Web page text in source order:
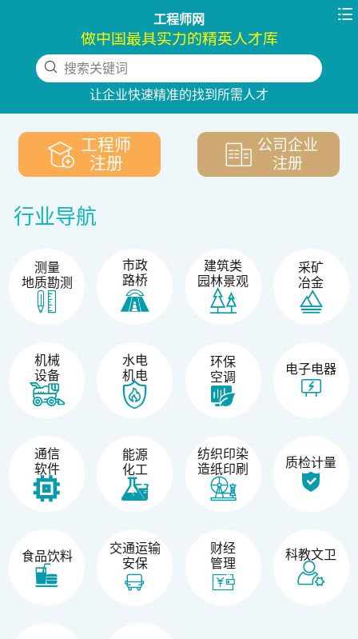
工程师网 
做中国最具实力的精英人才库
搜索关键词
让企业快速精准的找到所需人才
下拉刷新
工程师
注册
公司企业
注册
行业导航
测量
地质勘测
市政
路桥
建筑类
园林景观
采矿
冶金
机械
设备
水电
机电
环保
空调
电子电器
通信
软件
能源
化工
纺织印染
造纸印刷
质检计量
食品饮料
交通运输
安保
财经
管理
科教文卫